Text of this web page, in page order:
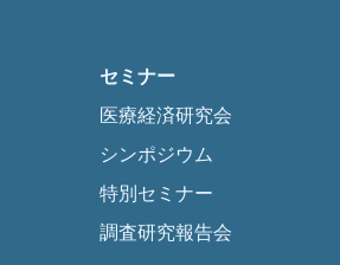
セミナー
医療経済研究会
シンポジウム
特別セミナー
調査研究報告会